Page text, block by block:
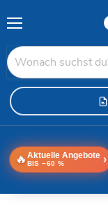
🔥 Aktuelle Angebote
BIS −60 % ›